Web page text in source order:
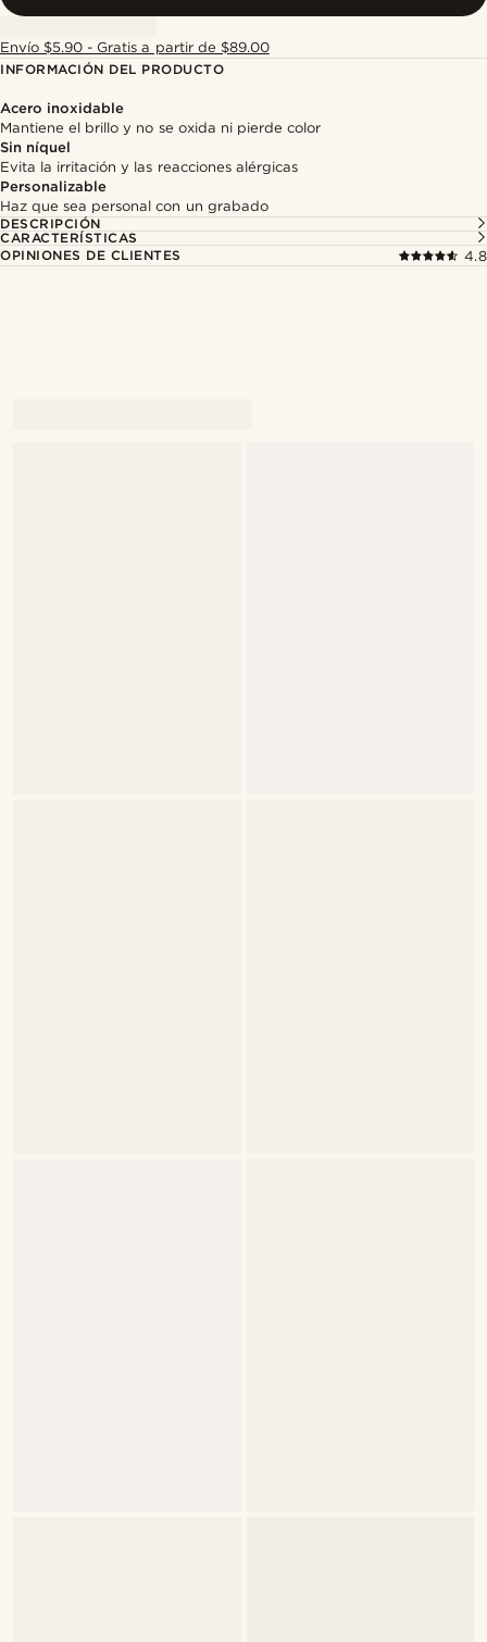
Envío $5.90 - Gratis a partir de $89.00
INFORMACIÓN DEL PRODUCTO
Acero inoxidable
Mantiene el brillo y no se oxida ni pierde color
Sin níquel
Evita la irritación y las reacciones alérgicas
Personalizable
Haz que sea personal con un grabado
DESCRIPCIÓN
CARACTERÍSTICAS
OPINIONES DE CLIENTES
4.8